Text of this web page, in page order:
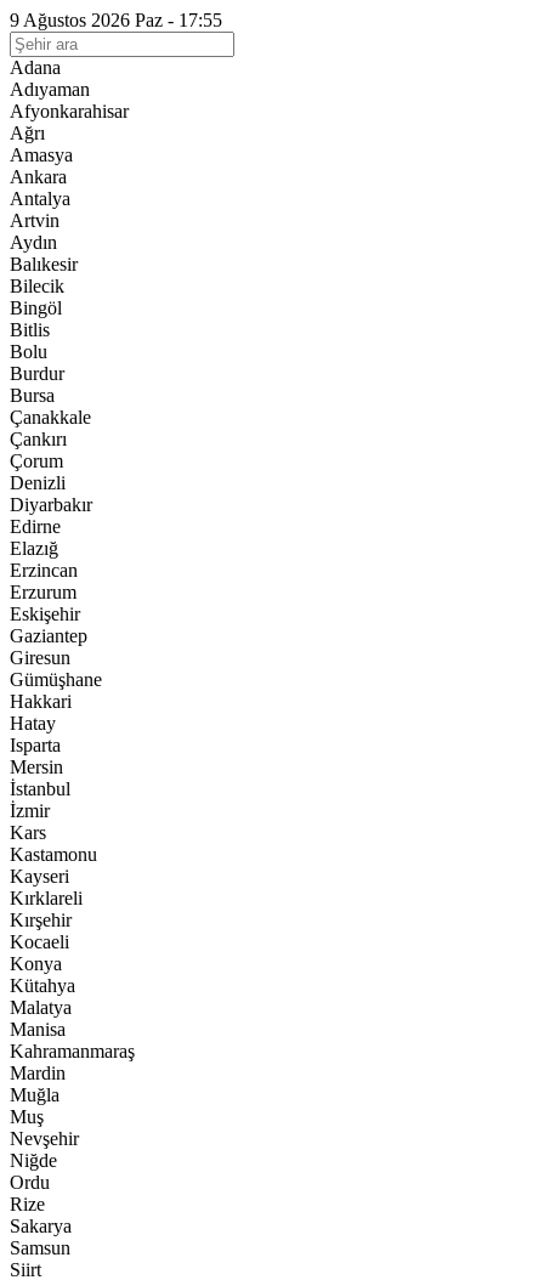
9 Ağustos 2026 Paz - 17:55
Adana
Adıyaman
Afyonkarahisar
Ağrı
Amasya
Ankara
Antalya
Artvin
Aydın
Balıkesir
Bilecik
Bingöl
Bitlis
Bolu
Burdur
Bursa
Çanakkale
Çankırı
Çorum
Denizli
Diyarbakır
Edirne
Elazığ
Erzincan
Erzurum
Eskişehir
Gaziantep
Giresun
Gümüşhane
Hakkari
Hatay
Isparta
Mersin
İstanbul
İzmir
Kars
Kastamonu
Kayseri
Kırklareli
Kırşehir
Kocaeli
Konya
Kütahya
Malatya
Manisa
Kahramanmaraş
Mardin
Muğla
Muş
Nevşehir
Niğde
Ordu
Rize
Sakarya
Samsun
Siirt